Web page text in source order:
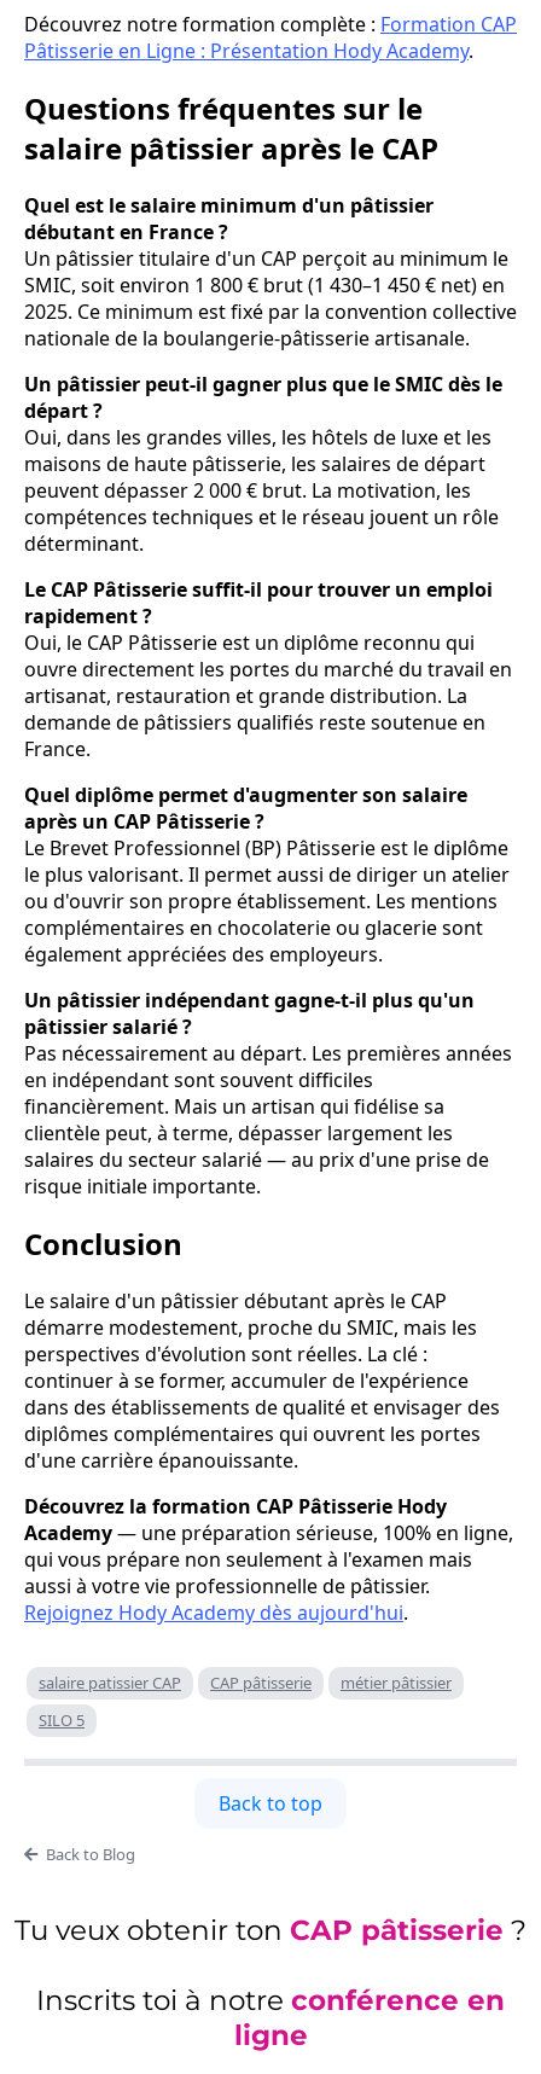
Découvrez notre formation complète : Formation CAP
Pâtisserie en Ligne : Présentation Hody Academy.
Questions fréquentes sur le
salaire pâtissier après le CAP
Quel est le salaire minimum d'un pâtissier
débutant en France ?
Un pâtissier titulaire d'un CAP perçoit au minimum le
SMIC, soit environ 1 800 € brut (1 430–1 450 € net) en
2025. Ce minimum est fixé par la convention collective
nationale de la boulangerie-pâtisserie artisanale.
Un pâtissier peut-il gagner plus que le SMIC dès le
départ ?
Oui, dans les grandes villes, les hôtels de luxe et les
maisons de haute pâtisserie, les salaires de départ
peuvent dépasser 2 000 € brut. La motivation, les
compétences techniques et le réseau jouent un rôle
déterminant.
Le CAP Pâtisserie suffit-il pour trouver un emploi
rapidement ?
Oui, le CAP Pâtisserie est un diplôme reconnu qui
ouvre directement les portes du marché du travail en
artisanat, restauration et grande distribution. La
demande de pâtissiers qualifiés reste soutenue en
France.
Quel diplôme permet d'augmenter son salaire
après un CAP Pâtisserie ?
Le Brevet Professionnel (BP) Pâtisserie est le diplôme
le plus valorisant. Il permet aussi de diriger un atelier
ou d'ouvrir son propre établissement. Les mentions
complémentaires en chocolaterie ou glacerie sont
également appréciées des employeurs.
Un pâtissier indépendant gagne-t-il plus qu'un
pâtissier salarié ?
Pas nécessairement au départ. Les premières années
en indépendant sont souvent difficiles
financièrement. Mais un artisan qui fidélise sa
clientèle peut, à terme, dépasser largement les
salaires du secteur salarié — au prix d'une prise de
risque initiale importante.
Conclusion
Le salaire d'un pâtissier débutant après le CAP
démarre modestement, proche du SMIC, mais les
perspectives d'évolution sont réelles. La clé :
continuer à se former, accumuler de l'expérience
dans des établissements de qualité et envisager des
diplômes complémentaires qui ouvrent les portes
d'une carrière épanouissante.
Découvrez la formation CAP Pâtisserie Hody
Academy— une préparation sérieuse, 100% en ligne,
qui vous prépare non seulement à l'examen mais
aussi à votre vie professionnelle de pâtissier.
Rejoignez Hody Academy dès aujourd'hui.
salaire patissier CAP CAP pâtisserie
métier pâtissier
SILO 5
Back to top
Back to Blog
Tu veux obtenir ton CAP pâtisserie ?
Inscrits toi à notre conférence en
ligne